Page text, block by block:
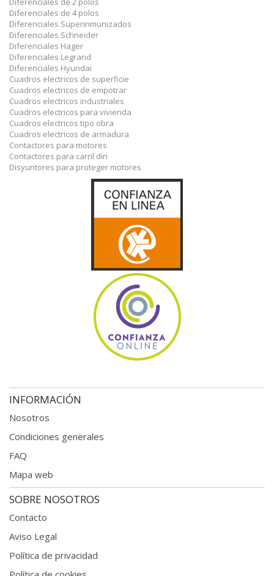
Diferenciales de 4 polos
Diferenciales Superinmunizados
Diferenciales Schneider
Diferenciales Hager
Diferenciales Legrand
Diferenciales Hyundai
Cuadros electricos de superficie
Cuadros electricos de empotrar
Cuadros electricos industriales
Cuadros electricos para vivienda
Cuadros electricos tipo obra
Cuadros electricos de armadura
Contactores para motores
Contactores para carril din
Disyuntores para proteger motores
INFORMACIÓN
Nosotros
Condiciones generales
FAQ
Mapa web
SOBRE NOSOTROS
Contacto
Aviso Legal
Política de privacidad